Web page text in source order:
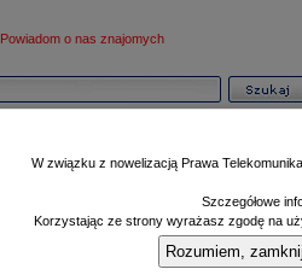
Powiadom o nas znajomych
Poczekalnia|
W związku z nowelizacją Prawa
Szczegółowe
Korzystając ze strony wyrażasz zgodę na
Rozumiem,